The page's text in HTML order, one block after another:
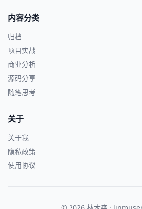
内容分类
归档
项目实战
商业分析
源码分享
随笔思考
关于
关于我
隐私政策
使用协议